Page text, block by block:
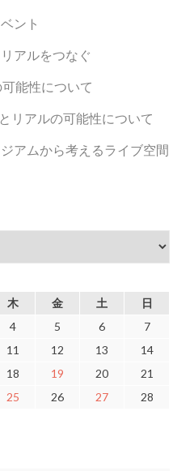
ント
アルをつなぐ
能性について
リアルの可能性について
アムから考えるライブ空間
木 金 土
日
4 5 6
7
11 12 13
14
18 19 20
21
25 26 27
28